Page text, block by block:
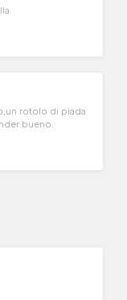
rotolo di piada
bueno.